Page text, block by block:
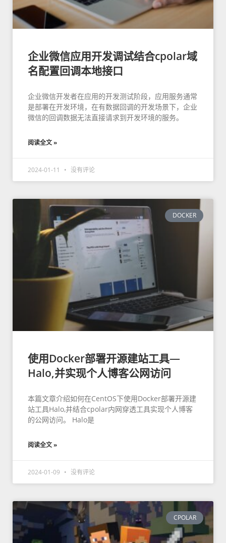
企业微信应用开发调试结合cpolar域
名配置回调本地接口
企业微信开发者在应用的开发测试阶段，应用服务通常
是部署在开发环境，在有数据回调的开发场景下，企业
微信的回调数据无法直接请求到开发环境的服务。
阅读全文 »
2024-01-11 没有评论
DOCKER
使用Docker部署开源建站工具—
Halo,并实现个人博客公网访问
本篇文章介绍如何在CentOS下使用Docker部署开源建
站工具Halo,并结合cpolar内网穿透工具实现个人博客
的公网访问。 Halo是
阅读全文 »
2024-01-09 没有评论
CPOLAR